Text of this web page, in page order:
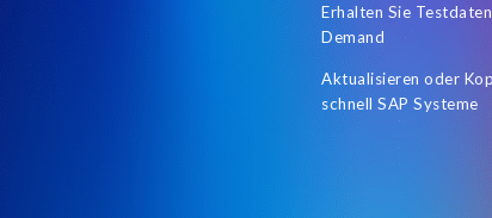
Erhalten Sie
Demand
Aktualisieren oder
schnell SAP Systeme